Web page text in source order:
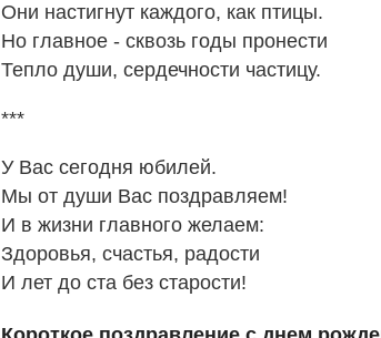
Они настигнут каждого, как птицы.
Но главное - сквозь годы пронести
Тепло души, сердечности частицу.
***
У Вас сегодня юбилей.
Мы от души Вас поздравляем!
И в жизни главного желаем:
Здоровья, счастья, радости
И лет до ста без старости!